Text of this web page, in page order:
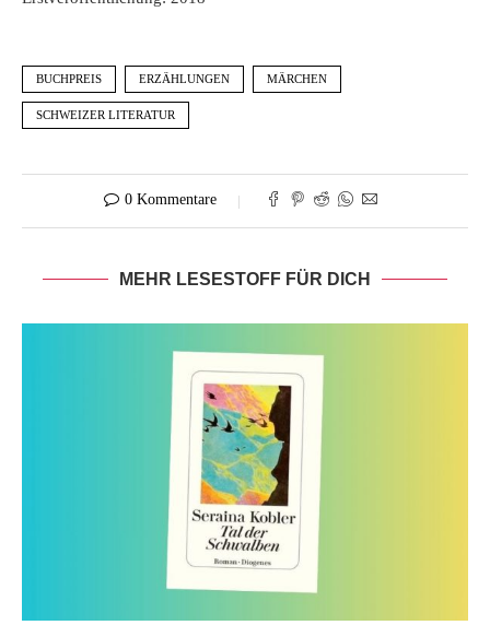
BUCHPREIS ERZÄHLUNGEN MÄRCHEN
SCHWEIZER LITERATUR
0 Kommentare
MEHR LESESTOFF FÜR DICH